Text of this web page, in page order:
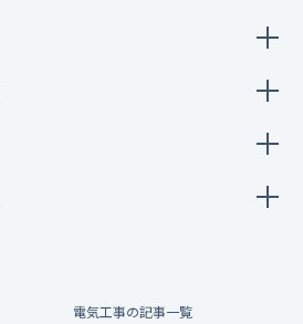
電気工事の記事一覧